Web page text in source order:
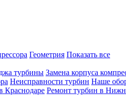
Геометрия Показать все
турбины Замена корпуса
Неисправности турбин Наше
Краснодаре Ремонт турбин в